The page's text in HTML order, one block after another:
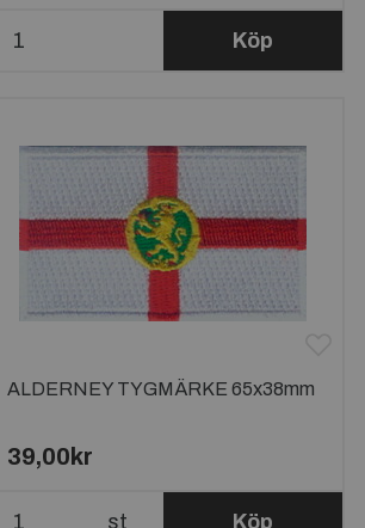
Köp
ALDERNEY TYGMÄRKE 65x38mm
39,00kr
st Köp